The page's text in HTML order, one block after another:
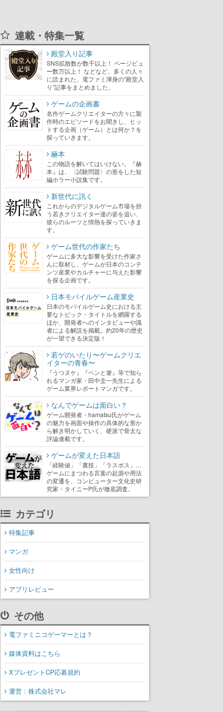
連載・特集一覧
殿堂入り記事
SNS拡散数が数千以上！ ページビュ
ー数万以上！ などなど。多くの人々
に読まれた、電ファミ渾身の“殿堂入
り”記事をまとめました。
ゲームの企画書
名作ゲームクリエイターの方々に製
作時のエピソードをお聞きし、ヒッ
トする企画（ゲーム）とは何か？を
探っていきます。
赫本
この物語を解いてはいけない。『赫
本』は、〈試験問題〉の形をした短
編ホラー小説集です。
新世代に訊く
これからのデジタルゲーム市場を担
う若きクリエイター達の姿を追い、
彼らのルーツと情熱を探っていきま
す。
ゲーム世代の作家たち
ゲームに多大な影響を受けた作家さ
んに取材し、ゲームが日本のコンテ
ンツ産業やカルチャーに与えた影響
を探る企画です。
日本モバイルゲーム産業史
日本のモバイルゲーム史における主
要なトピック・タイトルを網羅する
ほか、開発者へのインタビューや識
者による解説を掲載。約20年の歴史
が一望できる決定版！
若ゲのいたり〜ゲームクリエ
イターの青春〜
『うつヌケ』『ペンと箸』等で知ら
れるマンガ家・田中圭一先生による
ゲーム業界レポートマンガです。
なんでゲームは面白い？
ゲーム開発者・hamatsu氏がゲーム
の魅力を画面や操作の具体的な形か
ら解き明かしていく、硬派で骨太な
評論連載です。
ゲームが変えた日本語
「経験値」「裏技」「ラスボス」…
ゲームにまつわる言葉の起源や用法
の変遷を、コンピューター文化史研
究家・タイニーP氏が徹底調査。
カテゴリ
特集記事
マンガ
女性向け
アプリレビュー
その他
電ファミニコゲーマーとは？
媒体資料はこちら
XプレゼントCP応募規約
運営：株式会社マレ